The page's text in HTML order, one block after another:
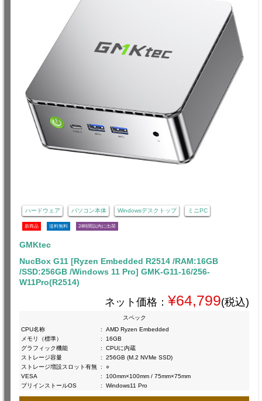
ハードウェア パソコン本体 Windowsデスクトップ ミニPC
新商品 送料無料 24時間以内に出荷
GMKtec
NucBox G11 [Ryzen Embedded R2514 /RAM:16GB
/SSD:256GB /Windows 11 Pro] GMK-G11-16/256-
W11Pro(R2514)
ネット価格： ¥64,799(税込)
スペック
CPU名称
:
AMD Ryzen Embedded
メモリ（標準）
:
16GB
グラフィック機能
:
CPUに内蔵
ストレージ容量
:
256GB (M.2 NVMe SSD)
ストレージ増設スロット有無 :
○
VESA
:
100mm×100mm / 75mm×75mm
プリインストールOS
: Windows11 Pro